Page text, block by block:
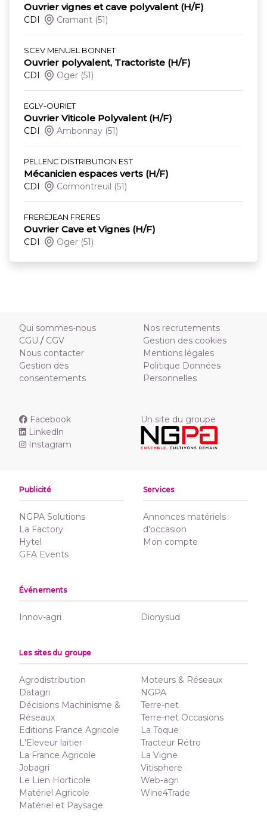
Ouvrier vignes et cave polyvalent (H/F)
CDI Cramant (51)
SCEV MENUEL BONNET
Ouvrier polyvalent, Tractoriste (H/F)
CDI Oger (51)
EGLY-OURIET
Ouvrier Viticole Polyvalent (H/F)
CDI Ambonnay (51)
PELLENC DISTRIBUTION EST
Mécanicien espaces verts (H/F)
CDI Cormontreuil (51)
FREREJEAN FRERES
Ouvrier Cave et Vignes (H/F)
CDI Oger (51)
Qui sommes-nous
CGU / CGV
Nous contacter
Gestion des
consentements
Nos recrutements
Gestion des cookies
Mentions légales
Politique Données
Personnelles
Facebook
Linkedln
Instagram
Un site du groupe
Publicité
NGPA Solutions
La Factory
Hytel
GFA Events
Services
Annonces matériels
d'occasion
Mon compte
Événements
Innov-agri Dionysud
Les sites du groupe
Agrodistribution
Datagri
Décisions Machinisme &
Réseaux
Editions France Agricole
L'Eleveur laitier
La France Agricole
Jobagri
Le Lien Horticole
Matériel Agricole
Matériel et Paysage
Moteurs & Réseaux
NGPA
Terre-net
Terre-net Occasions
La Toque
Tracteur Rétro
La Vigne
Vitisphere
Web-agri
Wine4Trade